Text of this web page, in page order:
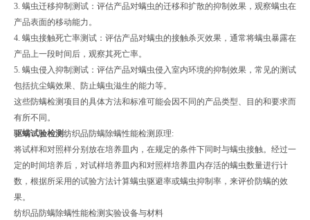
3. 螨虫迁移抑制测试：评估产品对螨虫的迁移和扩散的抑制效果，观察螨虫在
产品表面的移动能力。
4. 螨虫接触死亡率测试：评估产品对螨虫的接触杀灭效果，通常将螨虫暴露在
产品上一段时间后，观察其死亡率。
5. 螨虫侵入抑制测试：评估产品对螨虫侵入室内环境的抑制效果，常见的测试
包括抗尘螨效果、防止螨虫滋生的能力等。
这些防螨检测项目的具体方法和标准可能会因不同的产品类型、目的和要求而
有所不同。
驱螨试验检测纺织品防螨除螨性能检测原理:
将试样和对照样分别放在培养皿内，在规定的条件下同时与螨虫接触。经过一
定的时间培养后，对试样培养皿内和对照样培养皿内存活的螨虫数量进行计
数，根据所采用的试验方法计算螨虫驱避率或螨虫抑制率，来评价防螨的效
果。
纺织品防螨除螨性能检测实验设备与材料